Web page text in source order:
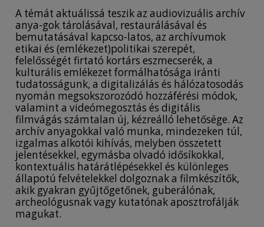
A témát aktuálissá teszik az audiovizuális archív
anya-gok tárolásával, restaurálásával és
bemutatásával kapcso-latos, az archívumok
etikai és (emlékezet)politikai szerepét,
felelősségét firtató kortárs eszmecserék, a
kulturális emlékezet formálhatósága iránti
tudatosságunk, a digitalizálás és hálózatosodás
nyomán megsokszorozódó hozzáférési módok,
valamint a videómegosztás és digitális
filmvágás számtalan új, kézreálló lehetősége. Az
archív anyagokkal való munka, mindezeken túl,
izgalmas alkotói kihívás, melyben összetett
jelentésekkel, egymásba olvadó idősíkokkal,
kontextuális határátlépésekkel és különleges
állapotú felvételekkel dolgoznak a filmkészítők,
akik gyakran gyűjtőgetőnek, guberálónak,
archeológusnak vagy kutatónak aposztrofálják
magukat.